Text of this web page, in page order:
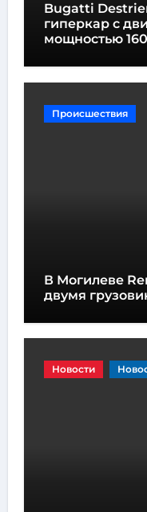
Bugatti
гиперкар с
мощностью
Происшествия
В Могилеве
двумя
Новости